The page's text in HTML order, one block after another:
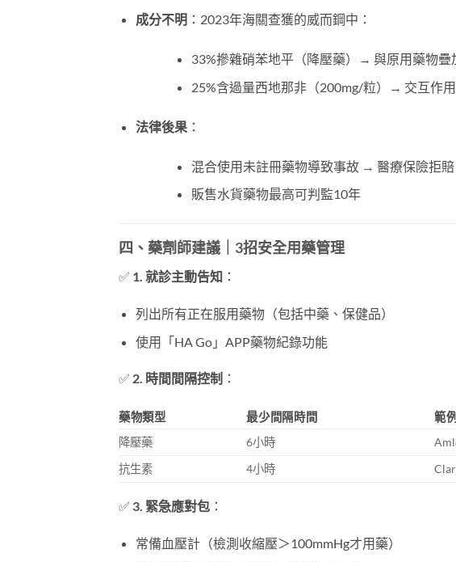
成分不明：2023年海關查獲的威而鋼中：
33%摻雜硝苯地平（降壓藥）→ 與原用藥物疊
25%含過量西地那非（200mg/粒）→ 交互作
法律後果：
混合使用未註冊藥物導致事故 → 醫療保險拒賠
販售水貨藥物最高可判監10年
四、藥劑師建議｜3招安全用藥管理
✅ 1. 就診主動告知 ：
列出所有正在服用藥物（包括中藥、保健品）
使用「HA Go」APP藥物紀錄功能
✅ 2. 時間間隔控制 ：
藥物類型 最少間隔時間
範例
降壓藥
6小時
抗生素
4小時
✅ 3. 緊急應對包 ：
常備血壓計（檢測收縮壓＞100mmHg才用藥）